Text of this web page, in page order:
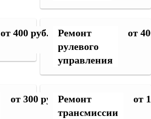
от 400 руб.
Ремонт
рулевого
управления
от
от 300 руб.Ремонт
трансмиссии
от